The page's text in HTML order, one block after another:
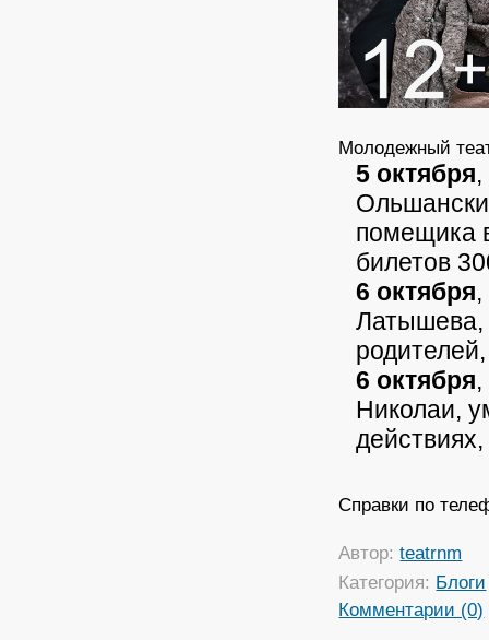
Молодежный
5 октября
помещика
билетов
6 октября
Латышева,
6 октября
Николаи,
Справки по
Автор:teatrnm
Категория: Блоги
Комментарии (0)